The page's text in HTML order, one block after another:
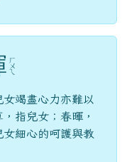
ㄏ
ㄨ
ㄟ
竭盡心力亦難以
指兒女；春暉，
細心的呵護與教